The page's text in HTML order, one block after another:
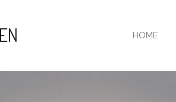
HOME